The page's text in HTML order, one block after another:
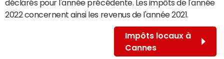
déclarés pour l'année précédente. Les impôts de l'année
2022 concernent ainsi les revenus de l'année 2021.
Impôts locaux à
Cannes